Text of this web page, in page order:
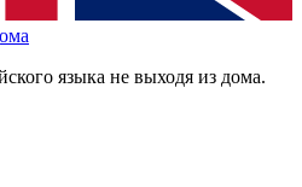
языка не выходя из дома.